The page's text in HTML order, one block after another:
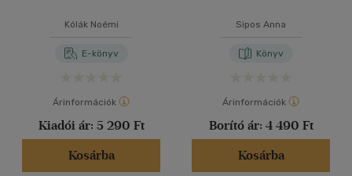
Kólák Noémi
E-könyv
Árinformációk
Kiadói ár: 5 290 Ft
Kosárba
Sipos Anna
Könyv
Árinformációk
Borító ár: 4 490 Ft
Kosárba